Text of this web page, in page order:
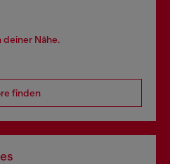
deiner Nähe.
finden